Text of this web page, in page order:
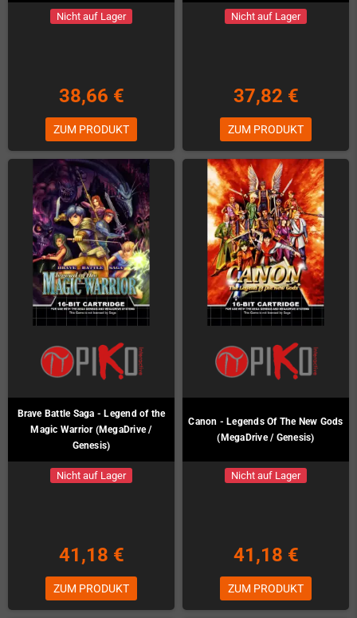
Nicht auf Lager
38,66 €
ZUM PRODUKT
Nicht auf Lager
37,82 €
ZUM PRODUKT
Brave Battle Saga - Legend of the
Magic Warrior (MegaDrive /
Genesis)
Nicht auf Lager
41,18 €
ZUM PRODUKT
Canon - Legends Of The New Gods
(MegaDrive / Genesis)
Nicht auf Lager
41,18 €
ZUM PRODUKT